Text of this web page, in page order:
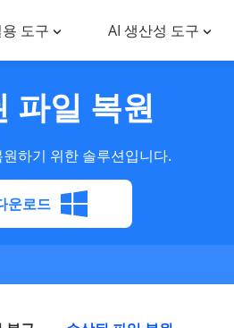
도구 AI 생산성 도구
파일 복원
하기 위한 솔루션입니다.
운로드